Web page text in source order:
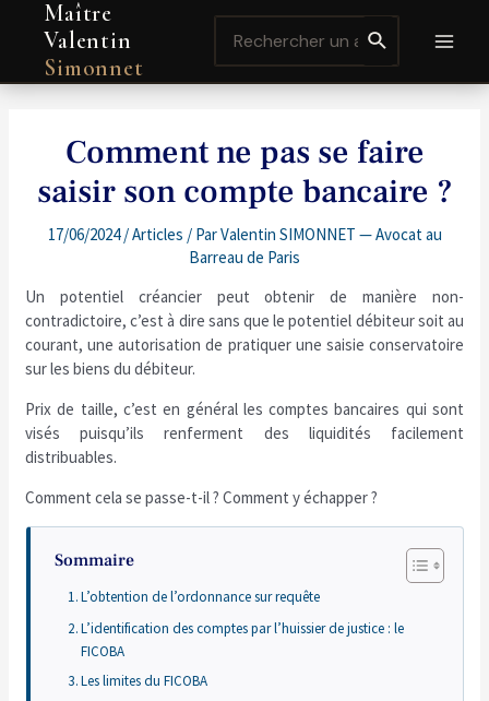
contenu
Maître
Valentin
Simonnet
for:
Comment ne pas se faire
saisir son compte bancaire ?
17/06/2024/Articles / ParValentin SIMONNET — Avocat au
Barreau de Paris
Un potentiel créancier peut obtenir de manière non-
contradictoire, c’est à dire sans que le potentiel débiteur soit au
courant, une autorisation de pratiquer une saisie conservatoire
sur les biens du débiteur.
Prix de taille, c’est en général les comptes bancaires qui sont
visés puisqu’ils renferment des liquidités facilement
distribuables.
Comment cela se passe-t-il ? Comment y échapper ?
Sommaire
L’obtention de l’ordonnance sur requête
L’identification des comptes par l’huissier de justice : le
FICOBA
Les limites du FICOBA
Navigation
de